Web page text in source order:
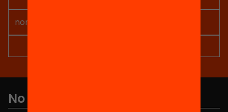
No et perdis res